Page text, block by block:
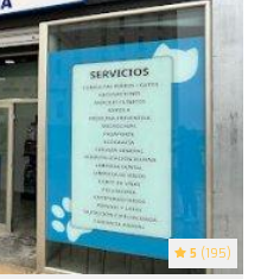
5 (195)